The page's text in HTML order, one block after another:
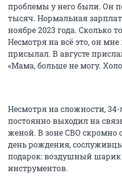
проблемы у него были. Он
тысяч. Нормальная
ноябре 2023 года. Сколько
Несмотря на всё это, он
присылал. В августе
«Мама, больше не могу.
Несмотря на сложности,
постоянно выходил на
женой. В зоне СВО скромно
день рождения,
подарок: воздушный шарик
инструментов.